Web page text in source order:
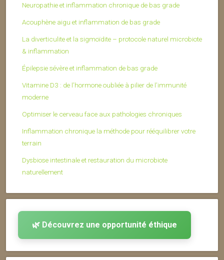
Neuropathie et inflammation chronique de bas grade
Acouphène aigu et inflammation de bas grade
La diverticulite et la sigmoïdite – protocole naturel microbiote
& inflammation
Épilepsie sévère et inflammation de bas grade
Vitamine D3 : de l’hormone oubliée à pilier de l’immunité
moderne
Optimiser le cerveau face aux pathologies chroniques
Inflammation chronique la méthode pour rééquilibrer votre
terrain
Dysbiose intestinale et restauration du microbiote
naturellement
🌿 Découvrez une opportunité éthique